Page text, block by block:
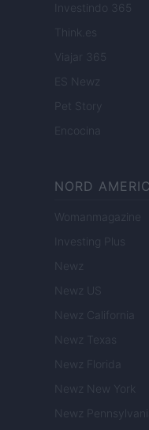
Investindo 365
Think.es
Viajar 365
ES Newz
Pet Story
Encocina
NORD
Womanmagazine
Investing Plus
Newz
Newz US
Newz California
Newz Texas
Newz Florida
Newz New York
Newz